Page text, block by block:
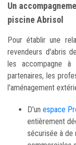
Un
piscine Abrisol
Pour établir une
revendeurs d'abris
les accompagne
partenaires, les
l'aménagement
D'un espace
entièrement
sécurisée à de